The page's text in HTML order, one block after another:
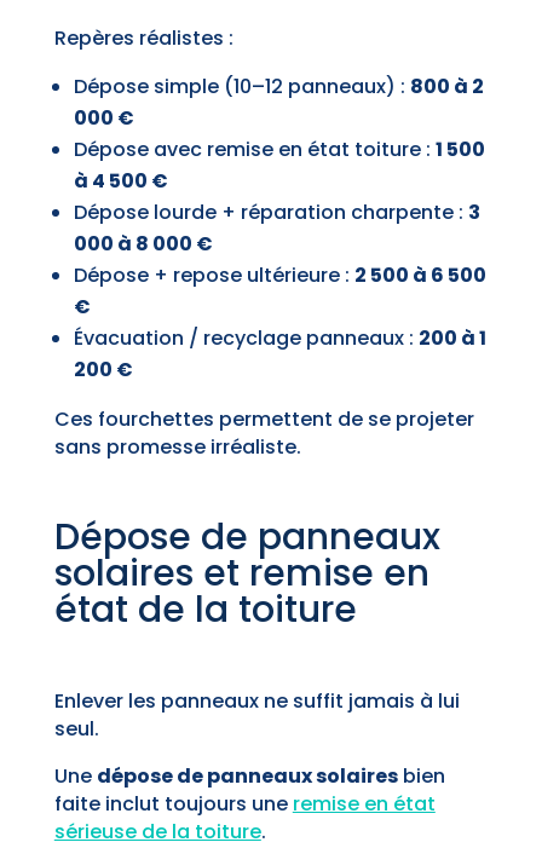
Repères réalistes :
Dépose simple (10–12 panneaux) : 800 à 2
000 €
Dépose avec remise en état toiture : 1 500
à 4 500 €
Dépose lourde + réparation charpente : 3
000 à 8 000 €
Dépose + repose ultérieure : 2 500 à 6 500
€
Évacuation / recyclage panneaux : 200 à 1
200 €
Ces fourchettes permettent de se projeter
sans promesse irréaliste.
Dépose de panneaux
solaires et remise en
état de la toiture
Enlever les panneaux ne suffit jamais à lui
seul.
Une dépose de panneaux solairesbien
faite inclut toujours une remise en état
sérieuse de la toiture.